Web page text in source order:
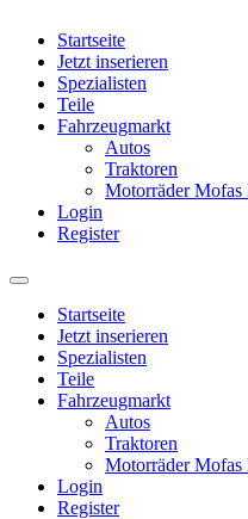
Startseite
Jetzt inserieren
Spezialisten
Teile
Fahrzeugmarkt
Autos
Traktoren
Motorräder Mofas
Login
Register
Startseite
Jetzt inserieren
Spezialisten
Teile
Fahrzeugmarkt
Autos
Traktoren
Motorräder Mofas
Login
Register